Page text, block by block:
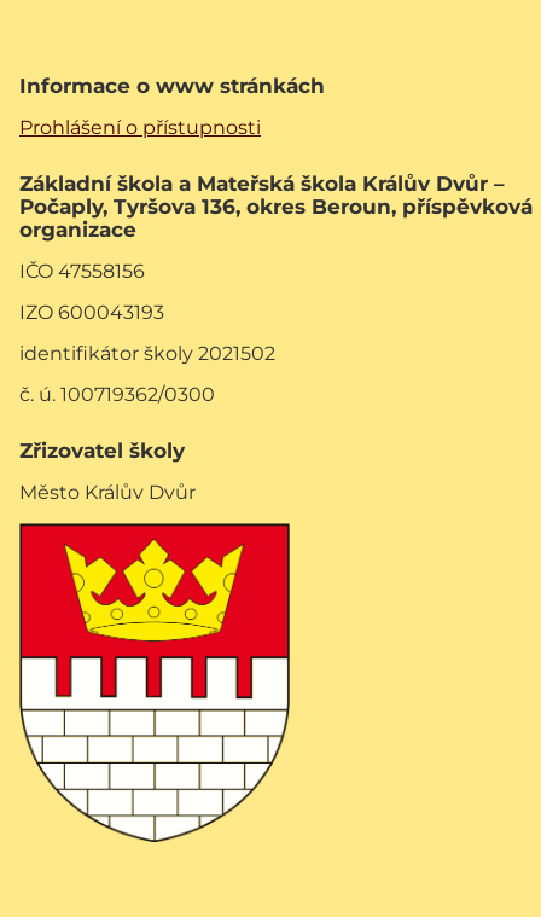
Informace o www stránkách
Prohlášení o přístupnosti
Základní škola a Mateřská škola Králův Dvůr –
Počaply, Tyršova 136, okres Beroun, příspěvková
organizace
IČO 47558156
IZO 600043193
identifikátor školy 2021502
č. ú. 100719362/0300
Zřizovatel školy
Město Králův Dvůr